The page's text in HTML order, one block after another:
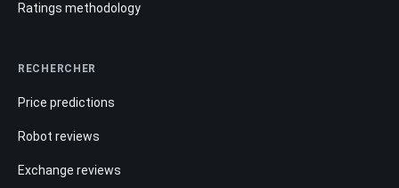
Ratings methodology
RECHERCHER
Price predictions
Robot reviews
Exchange reviews